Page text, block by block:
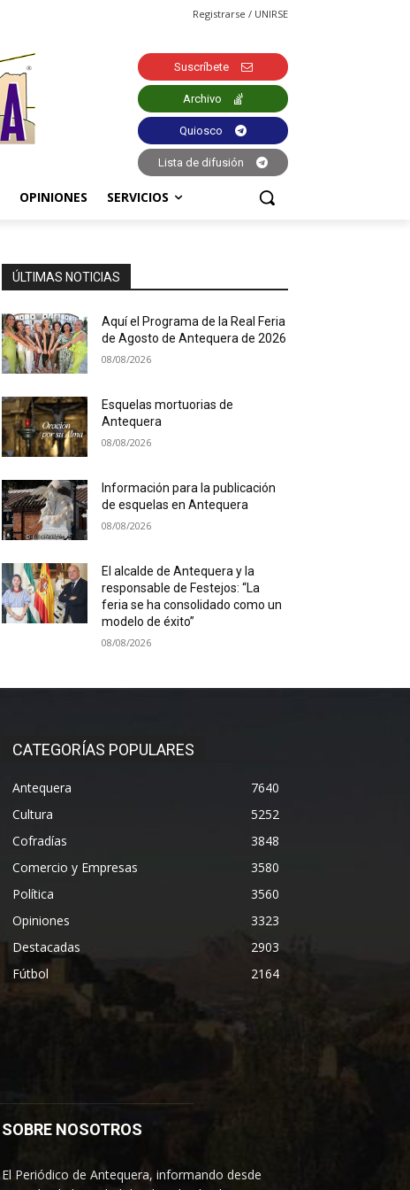
Registrarse / UNIRSE
Suscríbete
Archivo
Quiosco
Lista de difusión
OPINIONES SERVICIOS
ÚLTIMAS NOTICIAS
Aquí el Programa de la Real Feria
de Agosto de Antequera de 2026
08/08/2026
Esquelas mortuorias de
Antequera
08/08/2026
Información para la publicación
de esquelas en Antequera
08/08/2026
El alcalde de Antequera y la
responsable de Festejos: “La
feria se ha consolidado como un
modelo de éxito”
08/08/2026
CATEGORÍAS POPULARES
Antequera
7640
Cultura
5252
Cofradías
3848
Comercio y Empresas
3580
Política
3560
Opiniones
3323
Destacadas
2903
Fútbol
2164
SOBRE NOSOTROS
El Periódico de Antequera, informando desde